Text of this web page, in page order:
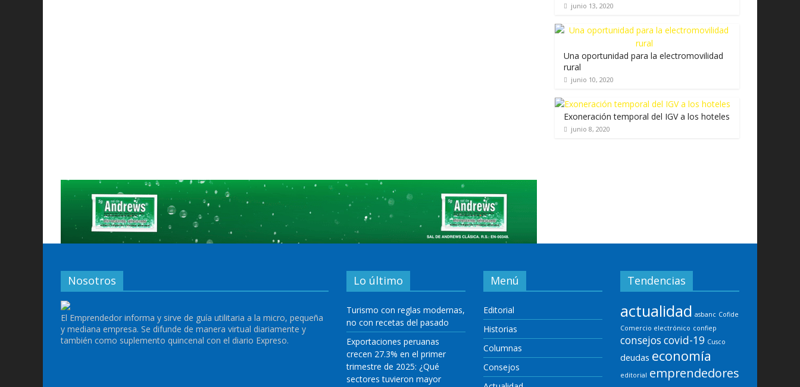
junio 13, 2020
Una oportunidad para la electromovilidad
rural
junio 10, 2020
Exoneración temporal del IGV a los hoteles
junio 8, 2020
Nosotros
El Emprendedor informa y sirve de guía utilitaria a la micro, pequeña
y mediana empresa. Se difunde de manera virtual diariamente y
también como suplemento quincenal con el diario Expreso.
Lo último
Turismo con reglas modernas,
no con recetas del pasado
Exportaciones peruanas
crecen 27.3% en el primer
trimestre de 2025: ¿Qué
sectores tuvieron mayor
Menú
Editorial
Historias
Columnas
Consejos
Tendencias
actualidad asbanc Cofide
Comercio electrónico confiep
consejos covid-19 Cusco
deudas economía
editorial emprendedores